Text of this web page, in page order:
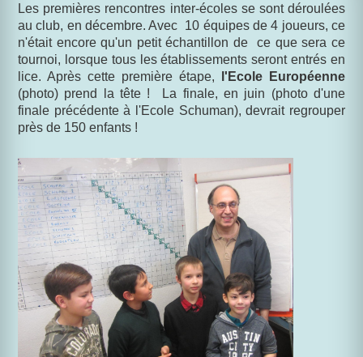
Les premières rencontres inter-écoles se sont déroulées
au club, en décembre. Avec 10 équipes de 4 joueurs, ce
n'était encore qu'un petit échantillon de ce que sera ce
tournoi, lorsque tous les établissements seront entrés en
lice. Après cette première étape,
l'Ecole Européenne
(photo) prend la tête ! La finale, en juin (photo d'une
finale précédente à l'Ecole Schuman), devrait regrouper
près de 150 enfants !